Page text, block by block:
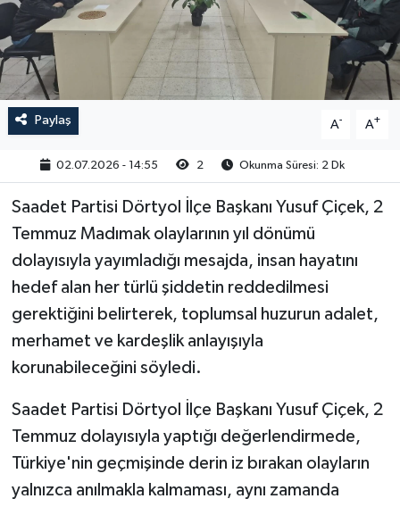
Paylaş A- A+
02.07.2026 - 14:55 2 Okunma Süresi: 2 Dk
Saadet Partisi Dörtyol İlçe Başkanı Yusuf Çiçek, 2
Temmuz Madımak olaylarının yıl dönümü
dolayısıyla yayımladığı mesajda, insan hayatını
hedef alan her türlü şiddetin reddedilmesi
gerektiğini belirterek, toplumsal huzurun adalet,
merhamet ve kardeşlik anlayışıyla
korunabileceğini söyledi.
Saadet Partisi Dörtyol İlçe Başkanı Yusuf Çiçek, 2
Temmuz dolayısıyla yaptığı değerlendirmede,
Türkiye'nin geçmişinde derin iz bırakan olayların
yalnızca anılmakla kalmaması, aynı zamanda